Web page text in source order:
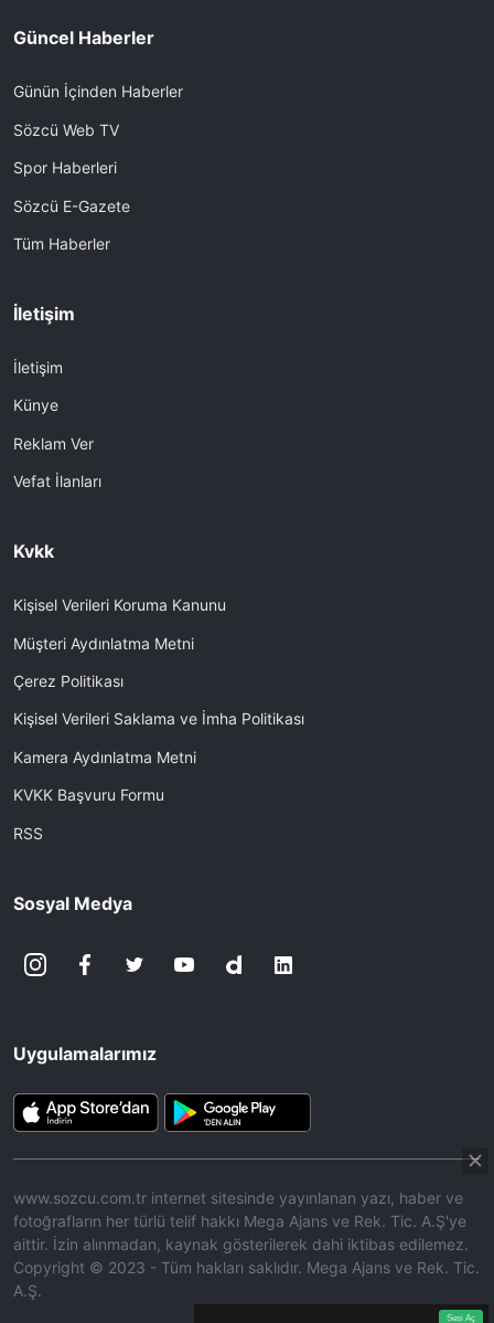
Aç
7.71%
Sesi Aç
Güncel Haberler
Günün İçinden Haberler
Sözcü Web TV
Spor Haberleri
Sözcü E-Gazete
Tüm Haberler
İletişim
İletişim
Künye
Reklam Ver
Vefat İlanları
Kvkk
Kişisel Verileri Koruma Kanunu
Müşteri Aydınlatma Metni
Çerez Politikası
Kişisel Verileri Saklama ve İmha Politikası
Kamera Aydınlatma Metni
KVKK Başvuru Formu
RSS
Sosyal Medya
Uygulamalarımız
www.sozcu.com.tr internet sitesinde yayınlanan yazı, haber ve
fotoğrafların her türlü telif hakkı Mega Ajans ve Rek. Tic. A.Ş'ye
aittir. İzin alınmadan, kaynak gösterilerek dahi iktibas edilemez.
Copyright © 2023 - Tüm hakları saklıdır. Mega Ajans ve Rek. Tic.
A.Ş.